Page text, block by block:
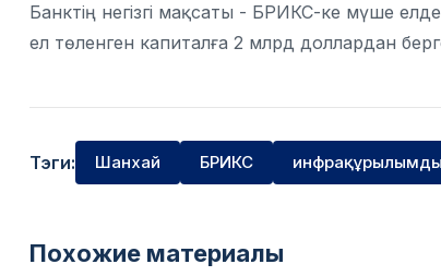
Банктің негізгі мақсаты - БРИКС-ке мүше
ел төленген капиталға 2 млрд доллардан
Тэги: Шанхай БРИКС
Похожие материалы